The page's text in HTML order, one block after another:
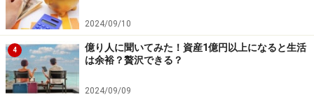
この経験を踏まえたうえで、今後はどのような暮らしを
していきたいか聞くと、「
がお金は大事なので、先の見通しを立てて現実的に暮ら
せるよう生計を立てていきたい」と教えてくれました。
2024/09/10
4
億り人に聞いてみた！資産1億円以上になると生活
は余裕？贅沢できる？
2024/09/09